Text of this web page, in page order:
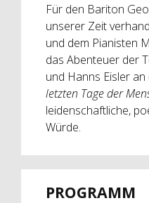
Für den Bariton
unserer Zeit
und dem Pianisten
das Abenteuer der
und Hanns Eisler
letzten Tage der
leidenschaftliche,
Würde.
PROGRAMM